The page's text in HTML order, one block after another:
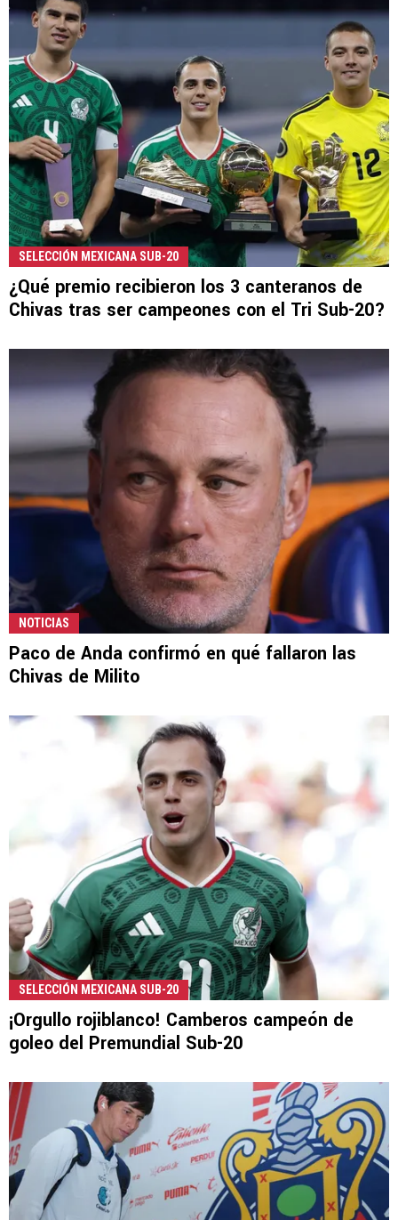
SELECCIÓN MEXICANA SUB-20
¿Qué premio recibieron los 3 canteranos de
Chivas tras ser campeones con el Tri Sub-20?
NOTICIAS
Paco de Anda confirmó en qué fallaron las
Chivas de Milito
SELECCIÓN MEXICANA SUB-20
¡Orgullo rojiblanco! Camberos campeón de
goleo del Premundial Sub-20